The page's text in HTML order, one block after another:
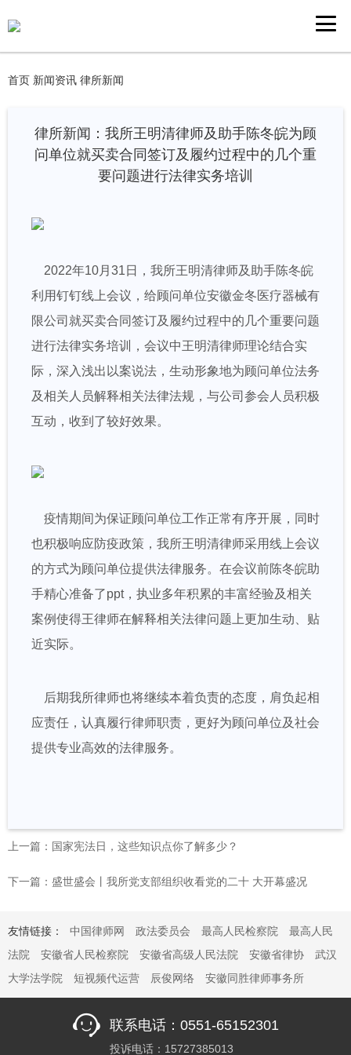
首页 新闻资讯 律所新闻
律所新闻：我所王明清律师及助手陈冬皖为顾
问单位就买卖合同签订及履约过程中的几个重
要问题进行法律实务培训
2022年10月31日，我所王明清律师及助手陈冬皖
利用钉钉线上会议，给顾问单位安徽金冬医疗器械有
限公司就买卖合同签订及履约过程中的几个重要问题
进行法律实务培训，会议中王明清律师理论结合实
际，深入浅出以案说法，生动形象地为顾问单位法务
及相关人员解释相关法律法规，与公司参会人员积极
互动，收到了较好效果。
疫情期间为保证顾问单位工作正常有序开展，同时
也积极响应防疫政策，我所王明清律师采用线上会议
的方式为顾问单位提供法律服务。在会议前陈冬皖助
手精心准备了ppt，执业多年积累的丰富经验及相关
案例使得王律师在解释相关法律问题上更加生动、贴
近实际。
后期我所律师也将继续本着负责的态度，肩负起相
应责任，认真履行律师职责，更好为顾问单位及社会
提供专业高效的法律服务。
上一篇：国家宪法日，这些知识点你了解多少？
下一篇：盛世盛会丨我所党支部组织收看党的二十 大开幕盛况
友情链接： 中国律师网 政法委员会 最高人民检察院
最高人民
法院
安徽省人民检察院 安徽省高级人民法院 安徽省律协
武汉
大学法学院
短视频代运营 辰俊网络 安徽同胜律师事务所
联系电话：0551-65152301
投诉电话：15727385013